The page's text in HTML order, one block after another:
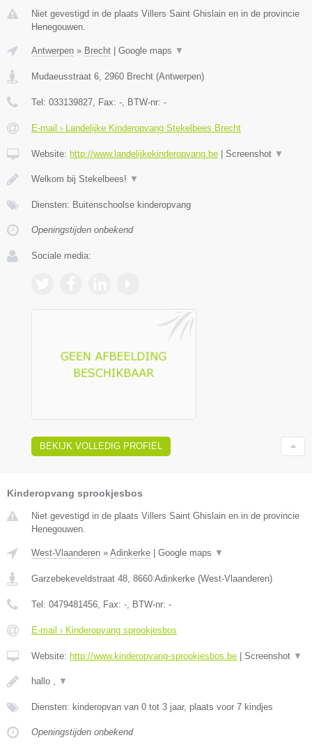
Niet gevestigd in de plaats Villers Saint Ghislain en in de provincie
Henegouwen.
Antwerpen » Brecht Google maps ▼
Mudaeusstraat 6 2960 Brecht (Antwerpen)
Tel: 033139827 , Fax: - , BTW-nr: -
E-mail › Landelijke Kinderopvang Stekelbees Brecht
Website: http://www.landelijkekinderopvang.be Screenshot ▼
Welkom bij Stekelbees! ▼
Diensten: Buitenschoolse kinderopvang
Openingstijden onbekend
Sociale media:
BEKIJK VOLLEDIG PROFIEL
Kinderopvang sprookjesbos
Niet gevestigd in de plaats Villers Saint Ghislain en in de provincie
Henegouwen.
West-Vlaanderen » Adinkerke | Google maps ▼
Garzebekeveldstraat 48 8660 Adinkerke (West-Vlaanderen)
Tel: 0479481456 , Fax: - , BTW-nr: -
E-mail › Kinderopvang sprookjesbos
Website: http://www.kinderopvang-sprookjesbos.be | Screenshot ▼
hallo , ▼
Diensten: kinderopvan van 0 tot 3 jaar, plaats voor 7 kindjes
Openingstijden onbekend